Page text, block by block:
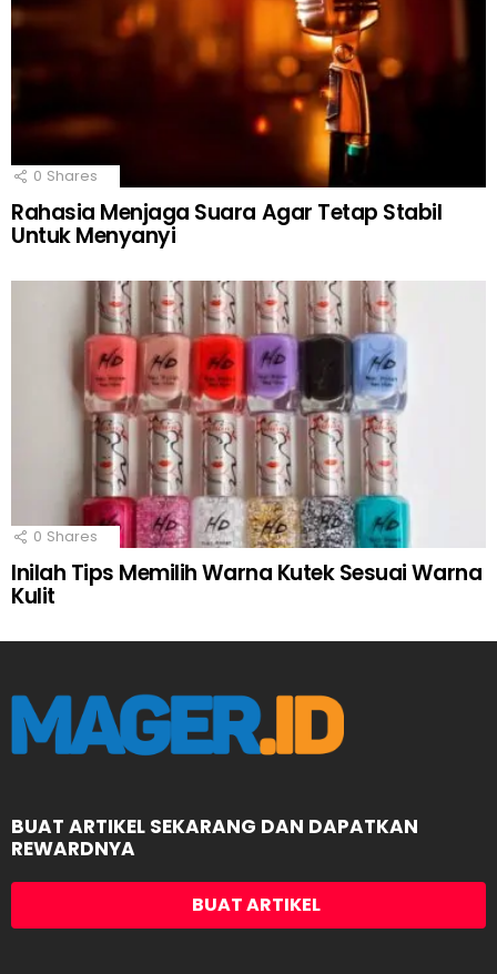
0 Shares
Rahasia Menjaga Suara Agar Tetap Stabil
Untuk Menyanyi
0 Shares
Inilah Tips Memilih Warna Kutek Sesuai Warna
Kulit
BUAT ARTIKEL SEKARANG DAN DAPATKAN
REWARDNYA
BUAT ARTIKEL